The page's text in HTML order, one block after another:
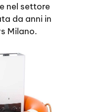
nel settore
da anni in
Milano.